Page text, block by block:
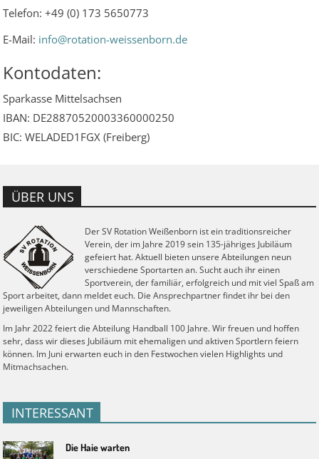
Telefon: +49 (0) 173 5650773
E-Mail: info@rotation-weissenborn.de
Kontodaten:
Sparkasse Mittelsachsen
IBAN: DE28870520003360000250
BIC: WELADED1FGX (Freiberg)
ÜBER UNS
Der SV Rotation Weißenborn ist ein traditionsreicher
Verein, der im Jahre 2019 sein 135-jähriges Jubiläum
gefeiert hat. Aktuell bieten unsere Abteilungen neun
verschiedene Sportarten an. Sucht auch ihr einen
Sportverein, der familiär, erfolgreich und mit viel Spaß am
Sport arbeitet, dann meldet euch. Die Ansprechpartner findet ihr bei den
jeweiligen Abteilungen und Mannschaften.
Im Jahr 2022 feiert die Abteilung Handball 100 Jahre. Wir freuen und hoffen
sehr, dass wir dieses Jubiläum mit ehemaligen und aktiven Sportlern feiern
können. Im Juni erwarten euch in den Festwochen vielen Highlights und
Mitmachsachen.
INTERESSANT
Die Haie warten